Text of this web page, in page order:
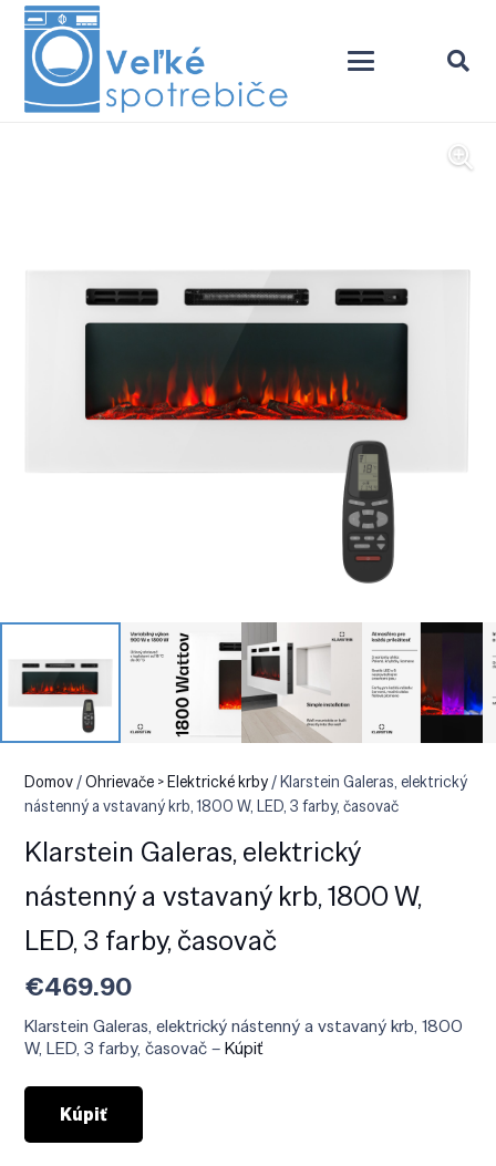
Domov/Ohrievače > Elektrické krby/ Klarstein Galeras, elektrický
nástenný a vstavaný krb, 1800 W, LED, 3 farby, časovač
Klarstein Galeras, elektrický
nástenný a vstavaný krb, 1800 W,
LED, 3 farby, časovač
€469.90
Klarstein Galeras, elektrický nástenný a vstavaný krb, 1800
W, LED, 3 farby, časovač –Kúpiť
Kúpiť